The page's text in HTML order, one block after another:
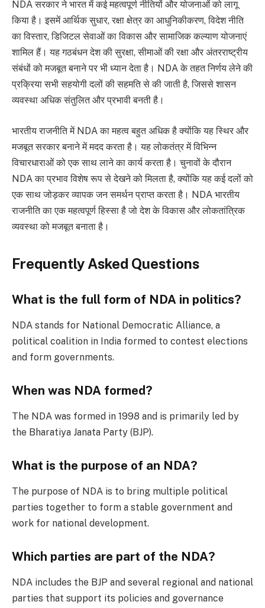
NDA सरकार ने भारत में कई महत्वपूर्ण नीतियों और योजनाओं को लागू
किया है। इसमें आर्थिक सुधार, रक्षा क्षेत्र का आधुनिकीकरण, विदेश नीति
का विस्तार, डिजिटल सेवाओं का विकास और सामाजिक कल्याण योजनाएं
शामिल हैं। यह गठबंधन देश की सुरक्षा, सीमाओं की रक्षा और अंतरराष्ट्रीय
संबंधों को मजबूत बनाने पर भी ध्यान देता है। NDA के तहत निर्णय लेने की
प्रक्रिया सभी सहयोगी दलों की सहमति से की जाती है, जिससे शासन
व्यवस्था अधिक संतुलित और प्रभावी बनती है।
भारतीय राजनीति में NDA का महत्व बहुत अधिक है क्योंकि यह स्थिर और
मजबूत सरकार बनाने में मदद करता है। यह लोकतंत्र में विभिन्न
विचारधाराओं को एक साथ लाने का कार्य करता है। चुनावों के दौरान
NDA का प्रभाव विशेष रूप से देखने को मिलता है, क्योंकि यह कई दलों को
एक साथ जोड़कर व्यापक जन समर्थन प्राप्त करता है। NDA भारतीय
राजनीति का एक महत्वपूर्ण हिस्सा है जो देश के विकास और लोकतांत्रिक
व्यवस्था को मजबूत बनाता है।
Frequently Asked Questions
What is the full form of NDA in politics?
NDA stands for National Democratic Alliance, a
political coalition in India formed to contest elections
and form governments.
When was NDA formed?
The NDA was formed in 1998 and is primarily led by
the Bharatiya Janata Party (BJP).
What is the purpose of an NDA?
The purpose of NDA is to bring multiple political
parties together to form a stable government and
work for national development.
Which parties are part of the NDA?
NDA includes the BJP and several regional and national
parties that support its policies and governance